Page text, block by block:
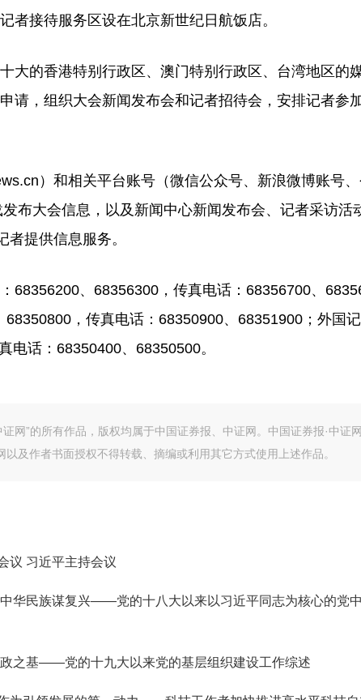
者接待服务区设在北京新世纪日航饭店。
的香港特别行政区、澳门特别行政区、台湾地区的
请，组织大会新闻发布会和记者招待会，安排记者参
）和相关平台账号（微信公众号、新浪微博账号、
布大会信息，以及新闻中心新闻发布会、记者采访活
者提供信息服务。
、68356300，传真电话：68356700、
，传真电话：68350900、68351900；外国
电话：68350400、68350500。
网”的所有作品，版权均属于中国证券报、中证网。中国证券报·中证
及作者书面授权不得转载、摘编或利用其它方式使用上述作品。
议 习近平主持会议
华民族谋复兴——党的十八大以来以习近平同志为核心的党
之基——党的十九大以来党的基层组织建设工作综述